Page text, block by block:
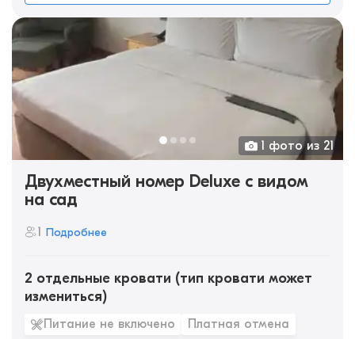
1 фото из 21
Двухместный номер Deluxe с видом
на сад
1 Подробнее
2 отдельные кровати (тип кровати может
измениться)
Питание не включено Платная отмена